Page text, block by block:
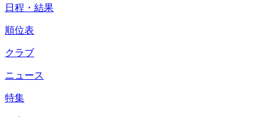
日程・結果
順位表
クラブ
ニュース
特集